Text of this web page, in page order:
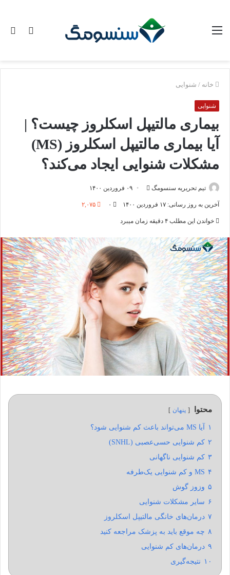
تغییر
منو
خانه / شنوایی
شنوایی
بیماری مالتیپل اسکلروز چیست؟ |
آیا بیماری مالتیپل اسکلروز (MS)
مشکلات شنوایی ایجاد می‌کند؟
تیم تحریریه سنسومگ
ارسال۰۹ فروردین ۱۴۰۰
آخرین به روز رسانی: ۱۷ فروردین ۱۴۰۰ ۰ ۲,۰۷۵
خواندن این مطلب ۴ دقیقه زمان میبرد
محتوا پنهان
۱
آیا MS می‌تواند باعث کم شنوایی شود؟
۲ کم شنوایی حسی‌عصبی (SNHL)
۳ کم شنوایی ناگهانی
۴ MS و کم شنوایی یک‌طرفه
۵ وزوز گوش
۶ سایر مشکلات شنوایی
۷ درمان‌های خانگی مالتیپل اسکلروز
۸ چه موقع باید به پزشک مراجعه کنید
۹ درمان‌های کم شنوایی
۱۰ نتیجه‌گیری